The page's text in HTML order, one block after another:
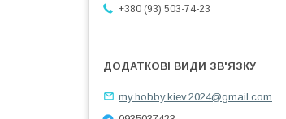
+380 (93) 503-74-23
my.hobby.kiev.2024@gmail.com